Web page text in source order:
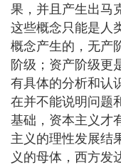
果，并且产生出马
这些概念只能是人
概念产生的，无产
阶级；资产阶级更
有具体的分析和认
在并不能说明问题
基础，资本主义才
主义的理性发展结
义的母体，西方发